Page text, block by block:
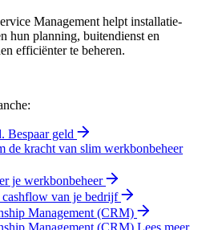
Management helpt installatie-
hun planning, buitendienst en
efficiënter te beheren.
Bespaar geld
de kracht van slim werkbonbeheer
je werkbonbeheer
cashflow van je bedrijf
Management (CRM)
Management (CRM) Lees meer